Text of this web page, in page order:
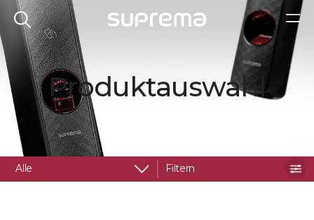
Produktauswahl
Alle Filtern